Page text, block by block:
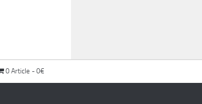
0 Article 0€